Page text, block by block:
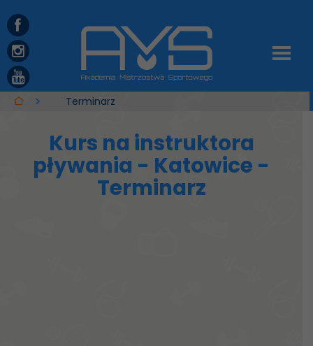
Terminarz
Kurs na instruktora
pływania - Katowice -
Terminarz